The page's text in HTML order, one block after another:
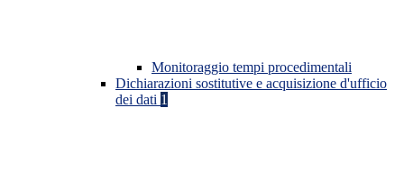
Monitoraggio tempi procedimentali
Dichiarazioni sostitutive e acquisizione d'ufficio
dei dati 1